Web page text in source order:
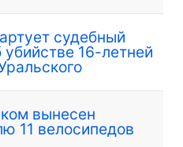
судебный
16-летней
вынесен
11 велосипедов